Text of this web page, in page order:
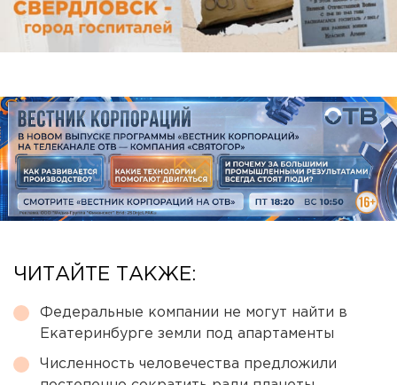
ЧИТАЙТЕ ТАКЖЕ:
Федеральные компании не могут найти в
Екатеринбурге земли под апартаменты
Численность человечества предложили